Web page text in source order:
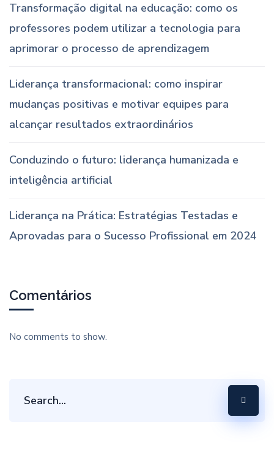
Transformação digital na educação: como os
professores podem utilizar a tecnologia para
aprimorar o processo de aprendizagem
Liderança transformacional: como inspirar
mudanças positivas e motivar equipes para
alcançar resultados extraordinários
Conduzindo o futuro: liderança humanizada e
inteligência artificial
Liderança na Prática: Estratégias Testadas e
Aprovadas para o Sucesso Profissional em 2024
Comentários
No comments to show.